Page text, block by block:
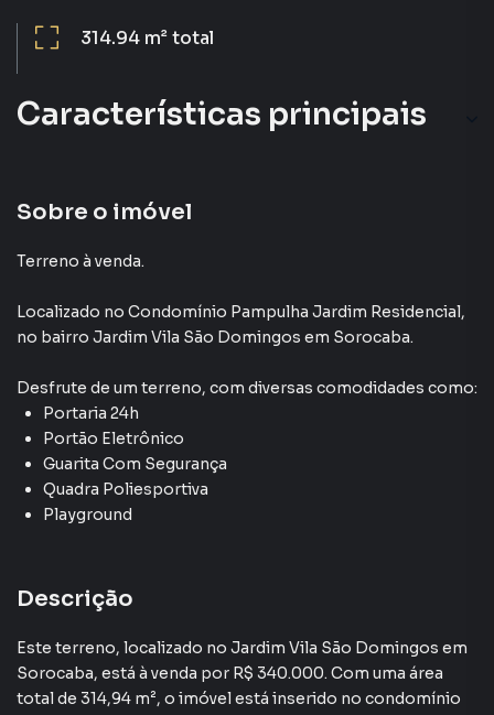
314.94 m²total
Características principais
Guarita Com Segurança
Quadra Poliesportiva
Playground
Sobre o imóvel
Terreno à venda.
Localizado no Condomínio Pampulha Jardim Residencial,
no bairro Jardim Vila São Domingos em Sorocaba.
Desfrute de um terreno, com diversas comodidades como:
Portaria 24h
Portão Eletrônico
Guarita Com Segurança
Quadra Poliesportiva
Playground
Descrição
Este terreno, localizado no Jardim Vila São Domingos em
Sorocaba, está à venda por R$ 340.000. Com uma área
total de 314,94 m², o imóvel está inserido no condomínio